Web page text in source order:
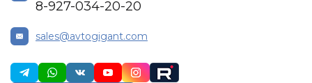
8-927-034-20-20
sales@avtogigant.com